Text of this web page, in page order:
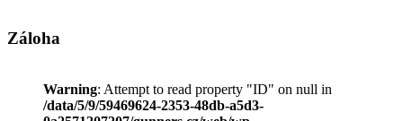
Záloha
Warning: Attempt to read property "ID" on null in
/data/5/9/59469624-2353-48db-a5d3-